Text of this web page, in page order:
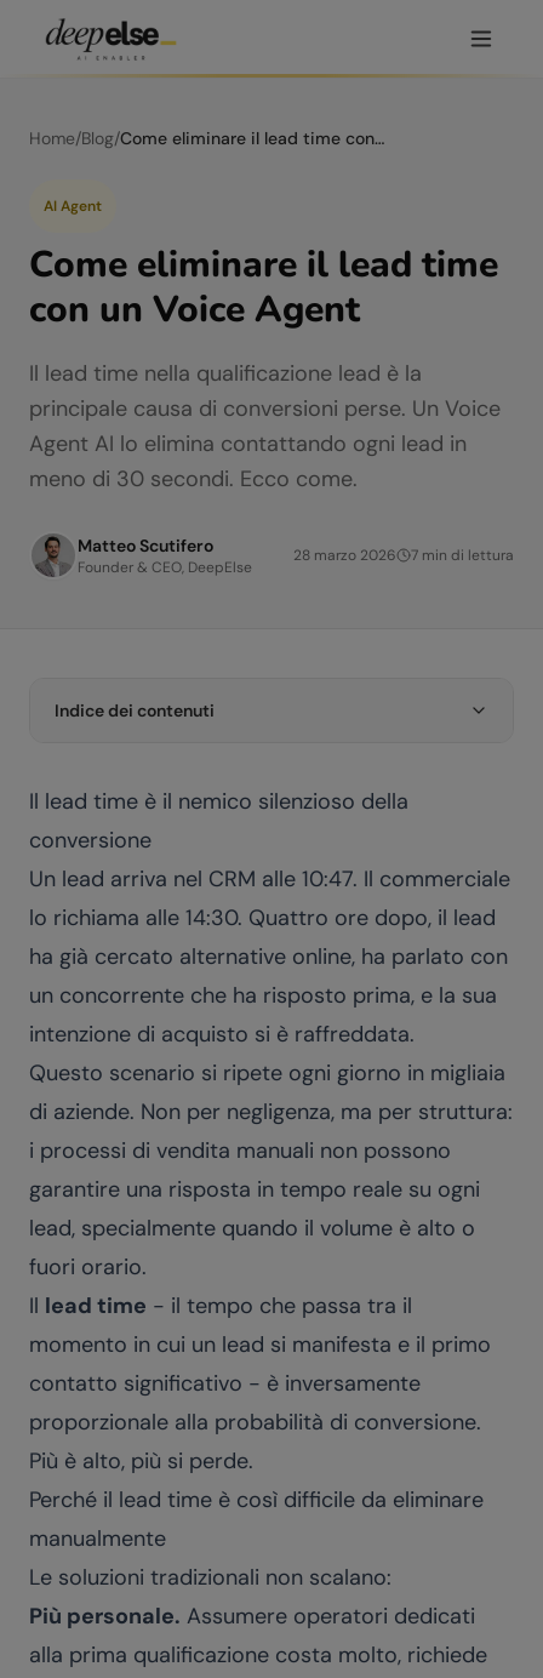
Home/Blog/ Come eliminare il lead time con un Voice Agent
AI Agent
Come eliminare il lead time
con un Voice Agent
Il lead time nella qualificazione lead è la
principale causa di conversioni perse. Un Voice
Agent AI lo elimina contattando ogni lead in
meno di 30 secondi. Ecco come.
Matteo Scutifero
Founder & CEO, DeepElse
28 marzo 2026 7 min di lettura
Indice dei contenuti
Il lead time è il nemico silenzioso della
conversione
Un lead arriva nel CRM alle 10:47. Il commerciale
lo richiama alle 14:30. Quattro ore dopo, il lead
ha già cercato alternative online, ha parlato con
un concorrente che ha risposto prima, e la sua
intenzione di acquisto si è raffreddata.
Questo scenario si ripete ogni giorno in migliaia
di aziende. Non per negligenza, ma per struttura:
i processi di vendita manuali non possono
garantire una risposta in tempo reale su ogni
lead, specialmente quando il volume è alto o
fuori orario.
Il lead time - il tempo che passa tra il
momento in cui un lead si manifesta e il primo
contatto significativo - è inversamente
proporzionale alla probabilità di conversione.
Più è alto, più si perde.
Perché il lead time è così difficile da eliminare
manualmente
Le soluzioni tradizionali non scalano:
Più personale. Assumere operatori dedicati
alla prima qualificazione costa molto, richiede